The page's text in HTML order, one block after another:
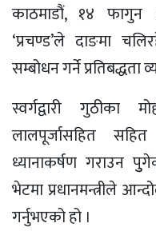
काठमाडौं, १४ फागुन
‘प्रचण्ड’ले दाङमा
सम्बोधन गर्ने प्रतिबद्धता
स्वर्गद्वारी
लालपूर्जासहित
ध्यानाकर्षण गराउन
भेटमा प्रधानमन्त्रीले
गर्नुभएको हो ।